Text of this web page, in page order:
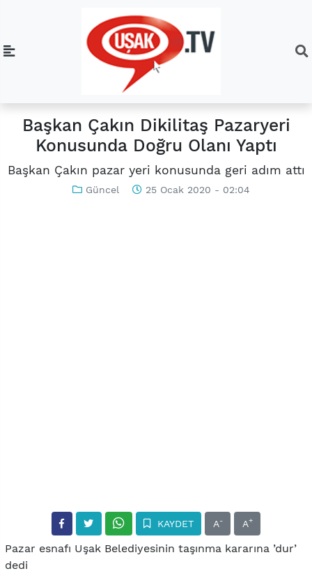
Başkan Çakın Dikilitaş Pazaryeri
Konusunda Doğru Olanı Yaptı
Başkan Çakın pazar yeri konusunda geri adım attı
Güncel 25 Ocak 2020 - 02:04
KAYDET A- A+
Pazar esnafı Uşak Belediyesinin taşınma kararına ’dur’
dedi